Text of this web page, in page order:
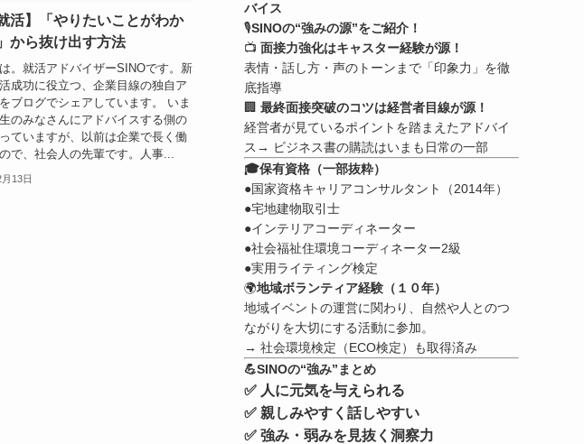
活】「やりたいことがわか
から抜け出す方法
。就活アドバイザーSINOです。新
成功に役立つ、企業目線の独自ア
ブログでシェアしています。 いま
のみなさんにアドバイスする側の
ていますが、以前は企業で長く働
で、社会人の先輩です。人事...
13日
バイス
🎙️SINOの“強みの源”をご紹介！
📺 面接力強化はキャスター経験が源！
表情・話し方・声のトーンまで「印象力」を徹
底指導
🏢 最終面接突破のコツは経営者目線が源！
経営者が見ているポイントを踏まえたアドバイ
ス→ ビジネス書の購読はいまも日常の一部
🎓保有資格（一部抜粋）
●国家資格キャリアコンサルタント（2014年）
●宅地建物取引士
●インテリアコーディネーター
●社会福祉住環境コーディネーター2級
●実用ライティング検定
🌍地域ボランティア経験（１０年）
地域イベントの運営に関わり、自然や人とのつ
ながりを大切にする活動に参加。
→ 社会環境検定（ECO検定）も取得済み
💪SINOの“強み”まとめ
✅ 人に元気を与えられる
✅ 親しみやすく話しやすい
✅ 強み・弱みを見抜く洞察力